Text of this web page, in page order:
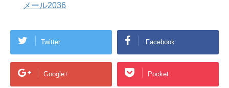
メール2036
Twitter Facebook
Google+ Pocket